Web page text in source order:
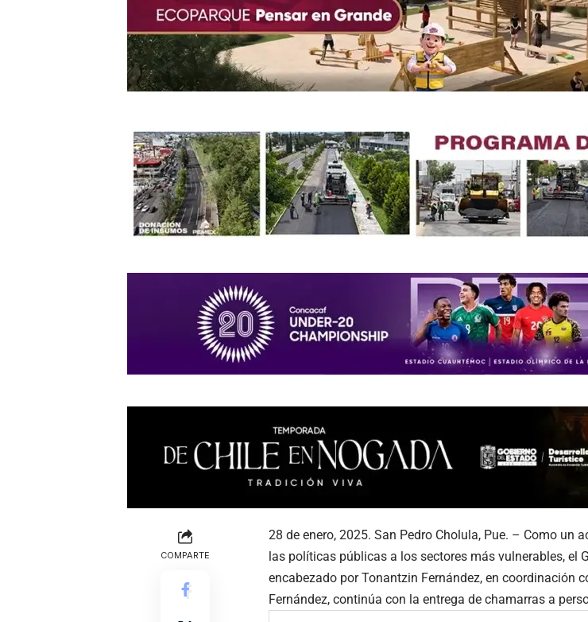
COMPARTE
28 de enero, 2025. San Pedro Cholula, Pue. – Como un
las políticas públicas a los sectores más vulnerables, el
encabezado por Tonantzin Fernández, en coordinación
Fernández, continúa con la entrega de chamarras a